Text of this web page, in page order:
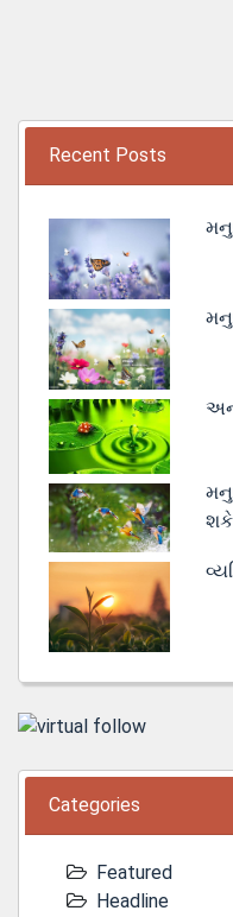
Recent Posts
શકે
Categories
Featured
Headline